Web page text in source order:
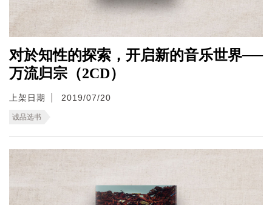
对於知性的探索，开启新的音乐世界──
万流归宗（2CD）
上架日期 2019/07/20
诚品选书